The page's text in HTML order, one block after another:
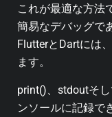
これが最適な方法
簡易なデバッグで
FlutterとDartには
ます。
print()、stdoutそ
ンソールに記録で